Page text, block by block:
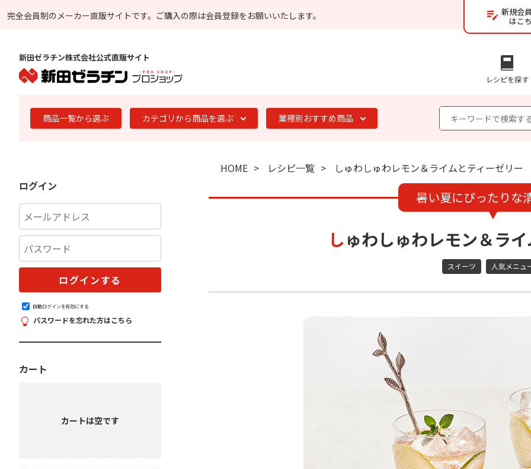
完全会員制のメーカー直販サイトです。 ご購入の際は会員登録をお願いいたします。
新規会
はこ
新田ゼラチン株式会社公式直販サイト
レシピを探す
商品一覧から選ぶ カテゴリから商品を選ぶ 業種別おすすめ商品
ログイン
自動ログインを有効にする
パスワードを忘れた方はこちら
カート
カートは空です
HOME レシピ一覧 しゅわしゅわレモン＆ライムとティーゼリー
暑い夏にぴったりな
しゅわしゅわレモン＆ラ
スイーツ 人気メニュ